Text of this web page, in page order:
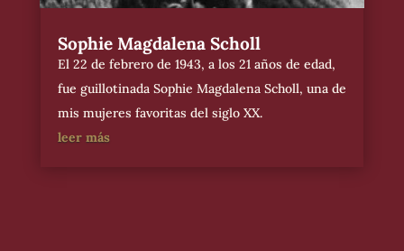
Sophie Magdalena Scholl
El 22 de febrero de 1943, a los 21 años de edad,
fue guillotinada Sophie Magdalena Scholl, una de
mis mujeres favoritas del siglo XX.
leer más